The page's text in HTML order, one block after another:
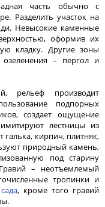
часть обычно с
Разделить участок на
Невысокие каменные
оформив их
кладку. Другие зоны
– пергол и
рельеф производит
подпорных
создает ощущение
лестницы из
галька, кирпич, плитняк,
природный камень,
под старину
– неотъемлемый
тропинки и
, кроме того гравий